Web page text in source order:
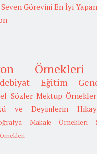
Seven Görevini En İyi
Örnekleri
Eğitim
Sözler Mektup
ve Deyimlerin
Makale Örnekleri